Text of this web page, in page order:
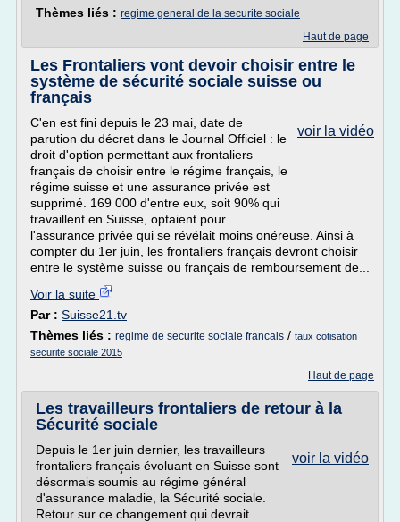
Thèmes liés : regime general de la securite sociale
Haut de page
Les Frontaliers vont devoir choisir entre le
système de sécurité sociale suisse ou
français
voir la vidéo
C'en est fini depuis le 23 mai, date de
parution du décret dans le Journal Officiel : le
droit d'option permettant aux frontaliers
français de choisir entre le régime français, le
régime suisse et une assurance privée est
supprimé. 169 000 d'entre eux, soit 90% qui
travaillent en Suisse, optaient pour
l'assurance privée qui se révélait moins onéreuse. Ainsi à
compter du 1er juin, les frontaliers français devront choisir
entre le système suisse ou français de remboursement de...
Voir la suite
Par : Suisse21.tv
Thèmes liés : regime de securite sociale francais / taux cotisation
securite sociale 2015
Haut de page
Les travailleurs frontaliers de retour à la
Sécurité sociale
voir la vidéo
Depuis le 1er juin dernier, les travailleurs
frontaliers français évoluant en Suisse sont
désormais soumis au régime général
d'assurance maladie, la Sécurité sociale.
Retour sur ce changement qui devrait